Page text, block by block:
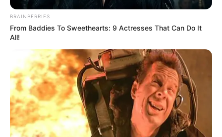
ΑΛΙΒΕΡΙ ΝΕΑ
BRAINBERRIES
From Baddies To Sweethearts: 9 Actresses That Can Do It
All!